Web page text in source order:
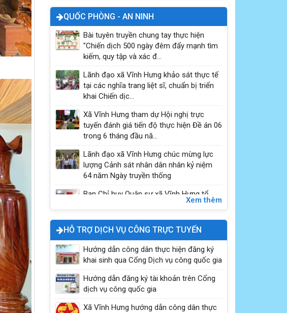
QUỐC PHÒNG - AN NINH
Bài tuyên truyền chung tay thực hiện
"Chiến dịch 500 ngày đêm đẩy mạnh tìm
kiếm, quy tập và xác đ...
Lãnh đạo xã Vĩnh Hưng khảo sát thực tế
tại các nghĩa trang liệt sĩ, chuẩn bị triển
khai Chiến dịc...
Xã Vĩnh Hưng tham dự Hội nghị trực
tuyến đánh giá tiến độ thực hiện Đề án 06
trong 6 tháng đầu nă...
Lãnh đạo xã Vĩnh Hưng chúc mừng lực
lượng Cảnh sát nhân dân nhân kỷ niệm
64 năm Ngày truyền thống
Ban Chỉ huy Quân sự xã Vĩnh Hưng tổ
chức Lễ khánh thành, bàn giao “Nhà tình
Xem thêm
HỖ TRỢ DỊCH VỤ CÔNG TRỰC TUYẾN
Hướng dẫn công dân thực hiện đăng ký
khai sinh qua Cổng Dịch vụ công quốc gia
Hướng dẫn đăng ký tài khoản trên Cổng
dịch vụ công quốc gia
Xã Vĩnh Hưng hướng dẫn công dân thực
Vĩnh Hưng đẩy mạnh tuyên truyền, trang bị kỹ
năng phòng, chống đuối nước cho trẻ em năm
2026
Hướng dẫn tích hợp thẻ BHYT